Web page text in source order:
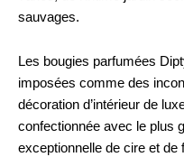
sauvages.
Les bougies parfumées
imposées comme des
décoration d’intérieur de
confectionnée avec le plus
exceptionnelle de cire et